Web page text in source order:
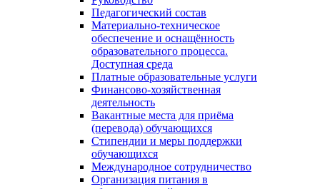
Педагогический состав
Материально-техническое
обеспечение и оснащённость
образовательного процесса.
Доступная среда
Платные образовательные услуги
Финансово-хозяйственная
деятельность
Вакантные места для приёма
(перевода) обучающихся
Стипендии и меры поддержки
обучающихся
Международное сотрудничество
Организация питания в